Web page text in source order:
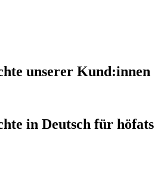
unserer Kund:innen
in Deutsch für höfats